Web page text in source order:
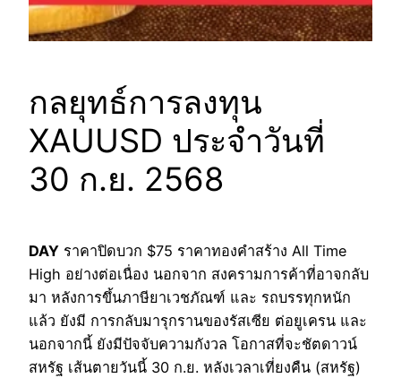
กลยุทธ์การลงทุน
XAUUSD ประจำวันที่
30 ก.ย. 2568
DAY ราคาปิดบวก $75 ราคาทองคำสร้าง All Time
High อย่างต่อเนื่อง นอกจาก สงครามการค้าที่อาจกลับ
มา หลังการขึ้นภาษียาเวชภัณฑ์ และ รถบรรทุกหนัก
แล้ว ยังมี การกลับมารุกรานของรัสเซีย ต่อยูเครน และ
นอกจากนี้ ยังมีปัจจับความกังวล โอกาสที่จะชัตดาวน์
สหรัฐ เส้นตายวันนี้ 30 ก.ย. หลังเวลาเที่ยงคืน (สหรัฐ)